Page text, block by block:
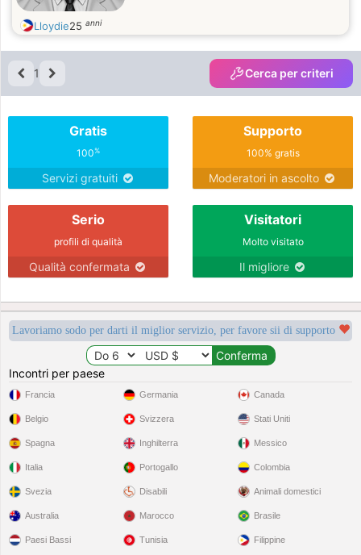
Lloydie25 anni
1 Cerca per criteri
Gratis
100%
Servizi gratuiti
Supporto
100% gratis
Moderatori in ascolto
Serio
profili di qualità
Qualità confermata
Visitatori
Molto visitato
Il migliore
Lavoriamo sodo per darti il miglior servizio, per favore sii di supporto
Incontri per paese
Francia
Belgio
Spagna
Italia
Svezia
Germania
Svizzera
Inghilterra
Portogallo
Disabili
Canada
Stati Uniti
Messico
Colombia
Animali domestici
Australia
Paesi Bassi
Marocco
Tunisia
Brasile
Filippine